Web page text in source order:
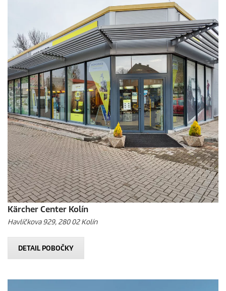
Kärcher Center Kolín
Havlíčkova 929, 280 02 Kolín
DETAIL POBOČKY